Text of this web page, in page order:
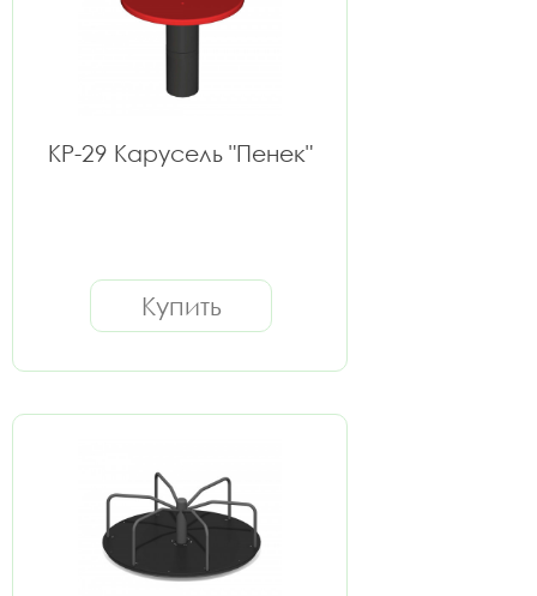
КР-29 Карусель "Пенек"
Купить